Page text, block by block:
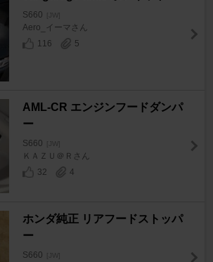
S660 [JW]
Aero_イーマさん
116
5
AML-CR エンジンフードダンパ
ー
S660 [JW]
ＫＡＺＵ＠Ｒさん
32
4
ホンダ純正 リアフードストッパ
ー
S660 [JW]